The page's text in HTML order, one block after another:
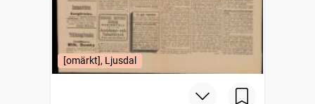
[omärkt], Ljusdal